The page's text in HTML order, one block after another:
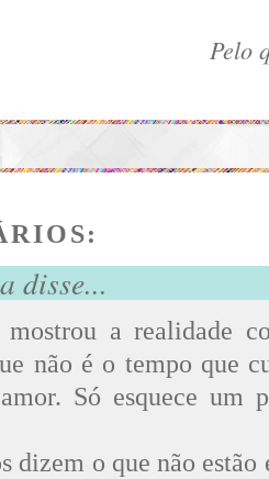
Pelo
disse...
mostrou a realidade
não é o tempo que
Só esquece um
dizem o que não estão